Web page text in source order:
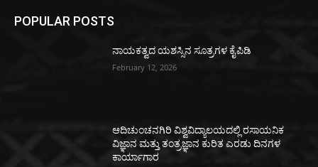
POPULAR POSTS
ನಾಯಕತ್ವದ ಯಶಸ್ಸಿನ ಸೂತ್ರಗಳ ಕೈಪಿಡಿ
February 12, 2026
ಆದಿಚುಂಚನಗಿರಿ ವಿಶ್ವವಿದ್ಯಾಲಯದಲ್ಲಿ ರಸಾಯನಿಕ
ವಿಜ್ಞಾನ ಮತ್ತು ತಂತ್ರಜ್ಞಾನ ಕುರಿತ ಎರಡು ದಿನಗಳ
ಕಾರ್ಯಾಗಾರ